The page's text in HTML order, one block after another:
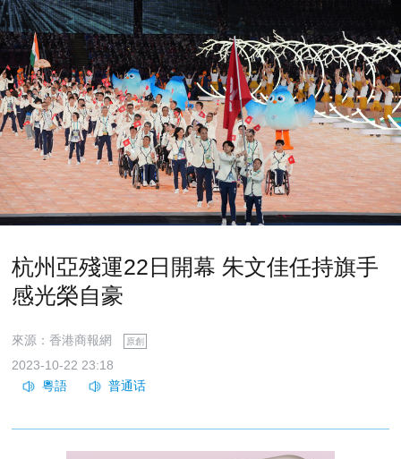
杭州亞殘運22日開幕 朱文佳任持旗手
感光榮自豪
來源：香港商報網 原創
2023-10-22 23:18